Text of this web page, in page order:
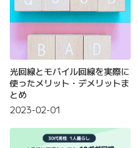
光回線とモバイル回線を実際に
使ったメリット・デメリットま
とめ
2023-02-01